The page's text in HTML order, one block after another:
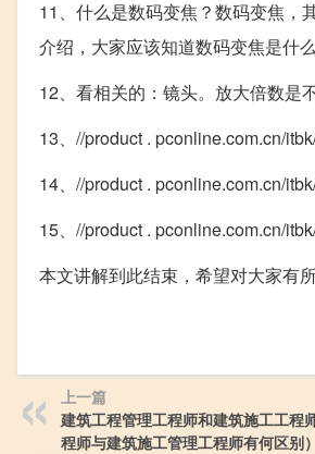
11、什么是数码变焦？数码变焦，
介绍，大家应该知道数码变焦是什
12、看相关的：镜头。放大倍数是
13、//product . pconline.com.cn/
14、//product . pconline.com.cn/
15、//product . pconline.com.cn/
本文讲解到此结束，希望对大家有所
上一篇
建筑工程管理工程师和建筑施工工程
程师与建筑施工管理工程师有何区别）